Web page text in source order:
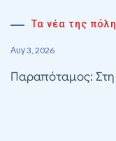
Τα νέα της
Αυγ 3, 2026
Παραπόταμος: